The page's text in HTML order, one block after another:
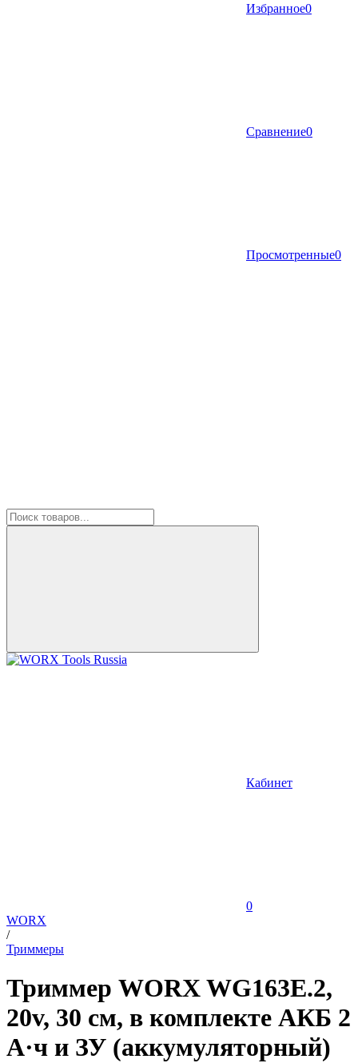
Избранное0
Сравнение0
Просмотренные0
Кабинет
0
WORX
/
Триммеры
Триммер WORX WG163E.2,
20v, 30 см, в комплекте АКБ 2
А·ч и ЗУ (аккумуляторный)